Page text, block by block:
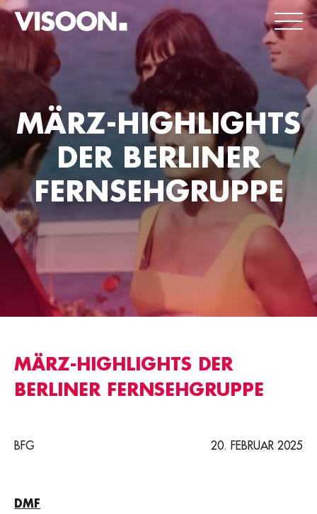
MÄRZ-HIGHLIGHTS
DER BERLINER
FERNSEHGRUPPE
MÄRZ-HIGHLIGHTS DER
BERLINER FERNSEHGRUPPE
BFG 20. FEBRUAR 2025
DMF